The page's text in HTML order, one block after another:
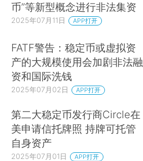
币”等新型概念进行非法集资
2025年07月11日 APP打开
FATF警告：稳定币或虚拟资
产的大规模使用会加剧非法融
资和国际洗钱
2025年07月02日 APP打开
第二大稳定币发行商Circle在
美申请信托牌照 持牌可托管
自身资产
2025年07月01日 APP打开